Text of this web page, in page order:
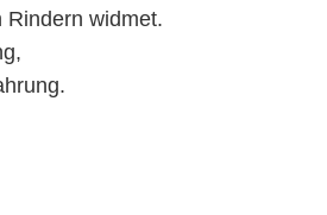
Rindern widmet.